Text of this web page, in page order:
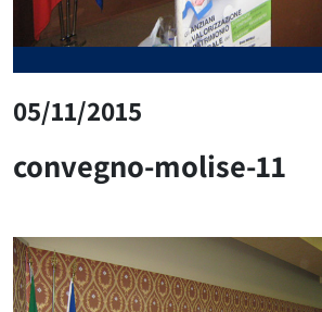
05/11/2015
convegno-molise-11